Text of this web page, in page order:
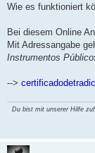
Wie es funktioniert
Bei diesem Online
Mit Adressangabe
Instrumentos
-->
Du bist mit unserer Hilfe